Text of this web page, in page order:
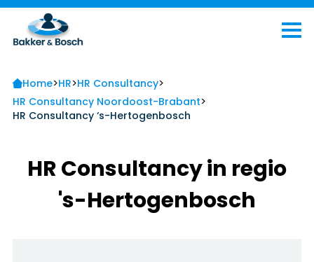
Home>HR>HR Consultancy>
HR Consultancy Noordoost-Brabant>
HR Consultancy ‘s-Hertogenbosch
HR Consultancy in regio
's-Hertogenbosch